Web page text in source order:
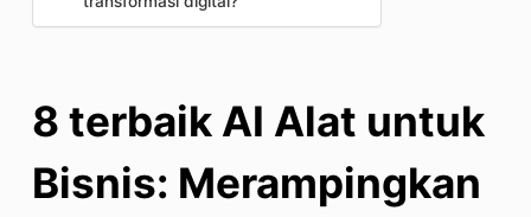
8 terbaik AI Alat untuk
Bisnis: Merampingkan